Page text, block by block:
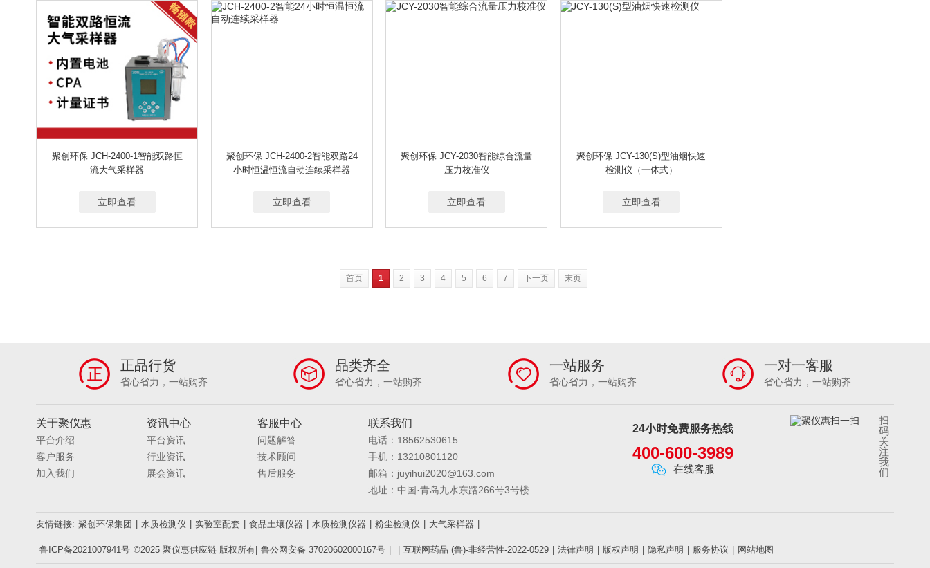
聚创环保 JCH-2400-1智能双路恒
流大气采样器
立即查看
聚创环保 JCH-2400-2智能双路24
小时恒温恒流自动连续采样器
立即查看
聚创环保 JCY-2030智能综合流量
压力校准仪
立即查看
聚创环保 JCY-130(S)型油烟快速
检测仪（一体式）
立即查看
首页 1 2 3 4 5 6 7 下一页 末页
正品行货
省心省力，一站购齐
品类齐全
省心省力，一站购齐
一站服务
省心省力，一站购齐
一对一客服
省心省力，一站购齐
关于聚仪惠
平台介绍
客户服务
加入我们
资讯中心
平台资讯
行业资讯
展会资讯
客服中心
问题解答
技术顾问
售后服务
联系我们
电话：18562530615
手机：13210801120
邮箱：juyihui2020@163.com
地址：中国·青岛九水东路266号3号楼
24小时免费服务热线
400-600-3989
在线客服
扫
码
关
注
我
们
友情链接: 聚创环保集团 水质检测仪 实验室配套 食品土壤仪器 水质检测仪器 粉尘检测仪 大气采样器
鲁ICP备2021007941号 ©2025 聚仪惠供应链 版权所有| 鲁公网安备 37020602000167号 互联网药品 (鲁)-非经营性-2022-0529 法律声明 版权声明 隐私声明 服务协议 网站地图